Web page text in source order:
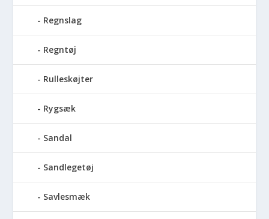
Regnslag
Regntøj
Rulleskøjter
Rygsæk
Sandal
Sandlegetøj
Savlesmæk